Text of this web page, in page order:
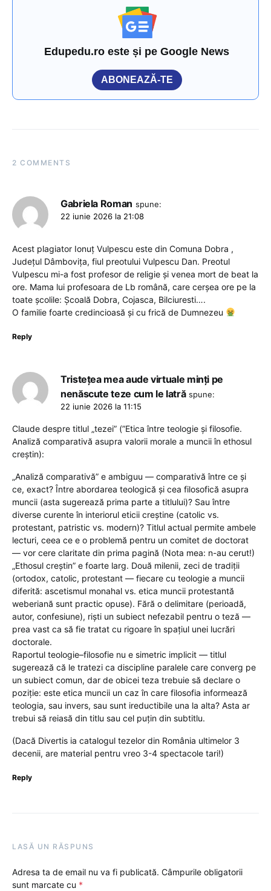
Edupedu.ro este și pe Google News
ABONEAZĂ-TE
2 COMMENTS
Gabriela Roman spune:
22 iunie 2026 la 21:08
Acest plagiator Ionuț Vulpescu este din Comuna Dobra ,
Județul Dâmbovița, fiul preotului Vulpescu Dan. Preotul
Vulpescu mi-a fost profesor de religie și venea mort de beat la
ore. Mama lui profesoara de Lb română, care cerșea ore pe la
toate școlile: Școală Dobra, Cojasca, Bilciuresti….
O familie foarte credincioasă și cu frică de Dumnezeu
Reply
Tristeţea mea aude virtuale minți pe
nenăscute teze cum le latră spune:
22 iunie 2026 la 11:15
Claude despre titlul „tezei” (”Etica între teologie și filosofie.
Analiză comparativă asupra valorii morale a muncii în ethosul
creștin):
„Analiză comparativă” e ambiguu — comparativă între ce și
ce, exact? Între abordarea teologică și cea filosofică asupra
muncii (asta sugerează prima parte a titlului)? Sau între
diverse curente în interiorul eticii creștine (catolic vs.
protestant, patristic vs. modern)? Titlul actual permite ambele
lecturi, ceea ce e o problemă pentru un comitet de doctorat
— vor cere claritate din prima pagină (Nota mea: n-au cerut!)
„Ethosul creștin” e foarte larg. Două milenii, zeci de tradiții
(ortodox, catolic, protestant — fiecare cu teologie a muncii
diferită: ascetismul monahal vs. etica muncii protestantă
weberiană sunt practic opuse). Fără o delimitare (perioadă,
autor, confesiune), riști un subiect nefezabil pentru o teză —
prea vast ca să fie tratat cu rigoare în spațiul unei lucrări
doctorale.
Raportul teologie–filosofie nu e simetric implicit — titlul
sugerează că le tratezi ca discipline paralele care converg pe
un subiect comun, dar de obicei teza trebuie să declare o
poziție: este etica muncii un caz în care filosofia informează
teologia, sau invers, sau sunt ireductibile una la alta? Asta ar
trebui să reiasă din titlu sau cel puțin din subtitlu.
(Dacă Divertis ia catalogul tezelor din România ultimelor 3
decenii, are material pentru vreo 3-4 spectacole tari!)
Reply
LASĂ UN RĂSPUNS
Adresa ta de email nu va fi publicată. Câmpurile obligatorii
sunt marcate cu *